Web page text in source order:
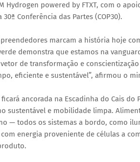
Hydrogen powered by FTXT, com o
Conferência das Partes (COP30).
marcam a história hoje
demonstra que estamos na
de transformação e
eficiente e sustentável”, afirmou o
ancorada na Escadinha do Cais do
sustentável e mobilidade limpa.
— todos os sistemas a bordo, como
energia proveniente de células a